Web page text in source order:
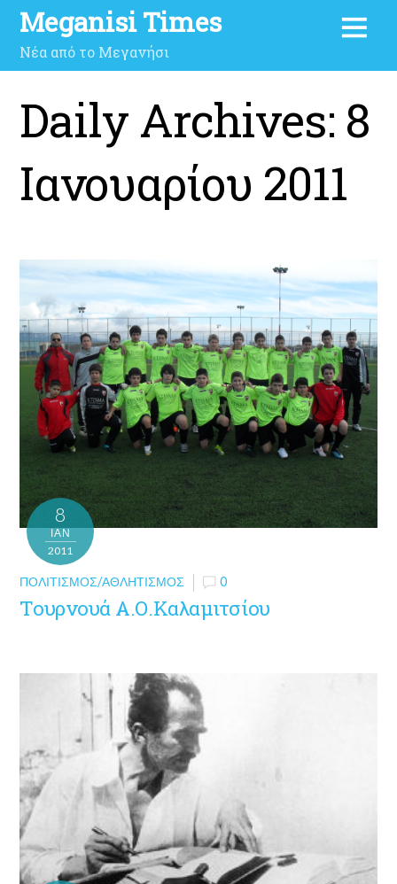
Meganisi Times
Νέα από το Μεγανήσι
Daily Archives: 8
Ιανουαρίου 2011
8
ΙΑΝ
2011
ΠΟΛΙΤΙΣΜΌΣ/ΑΘΛΗΤΙΣΜΌΣ 0
Τουρνουά Α.Ο.Καλαμιτσίου